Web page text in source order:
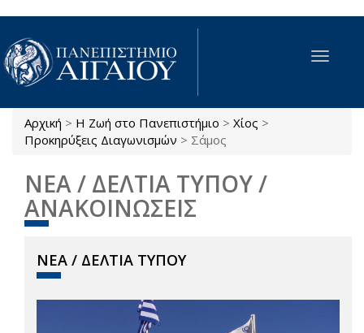
Παράκαμψη προς το κυρίως περιεχόμενο
Toggle
Είστε εδώ
Αρχική > Η Ζωή στο Πανεπιστήμιο > Χίος >
Προκηρύξεις Διαγωνισμών > Σάμος
ΝΕΑ / ΔΕΛΤΙΑ ΤΥΠΟΥ /
ΑΝΑΚΟΙΝΩΣΕΙΣ
ΝΕΑ / ΔΕΛΤΙΑ ΤΥΠΟΥ